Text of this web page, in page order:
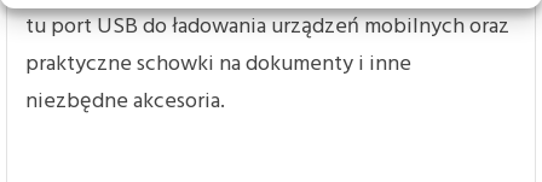
tu port USB do ładowania urządzeń mobilnych oraz
praktyczne schowki na dokumenty i inne
niezbędne akcesoria.